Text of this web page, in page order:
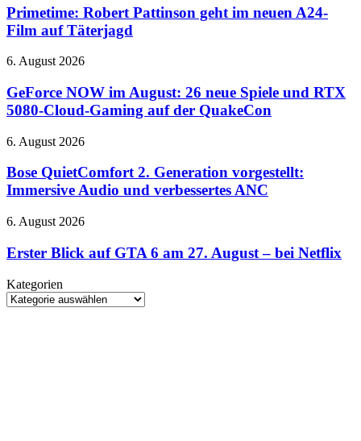
Text-
Chats
Pattinson
geht
im
A24-
auf
Täterjagd
Primetime: Robert Pattinson geht im neuen A24-
Film auf Täterjagd
GeForce
im
August:
26
Spiele
RTX
5080-
Gaming
der
QuakeCon
6. August 2026
GeForce NOW im August: 26 neue Spiele und RTX
5080-Cloud-Gaming auf der QuakeCon
Bose
2.
Generation
vorgestellt:
Audio
verbessertes
6. August 2026
Bose QuietComfort 2. Generation vorgestellt:
Immersive Audio und verbessertes ANC
Erster
auf
GTA
6
am
27.
6. August 2026
Erster Blick auf GTA 6 am 27. August – bei Netflix
Kategorien
Kategorien